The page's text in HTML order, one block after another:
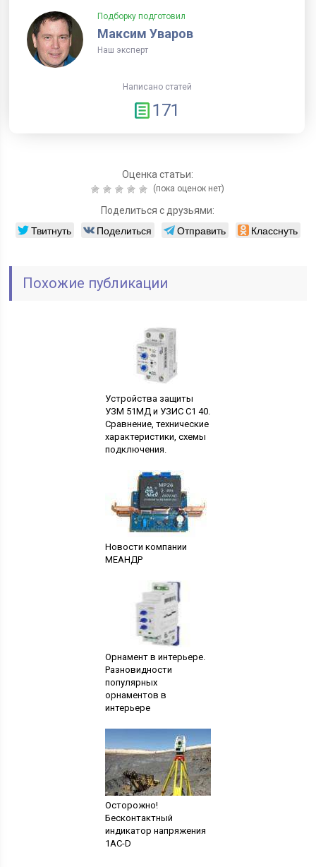
Подборку подготовил
Максим Уваров
Наш эксперт
Написано статей
171
Оценка статьи:
(пока оценок нет)
Поделиться с друзьями:
Твитнуть Поделиться Отправить Класснуть
Похожие публикации
Устройства защиты
УЗМ 51МД и УЗИС С1 40.
Сравнение, технические
характеристики, схемы
подключения.
Новости компании
МЕАНДР
Орнамент в интерьере.
Разновидности
популярных
орнаментов в
интерьере
Осторожно!
Бесконтактный
индикатор напряжения
1AC-D